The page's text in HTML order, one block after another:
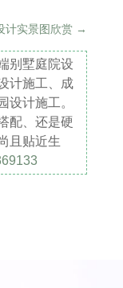
计实景图欣赏 →
别墅庭院设
计施工、成
设计施工。
配、还是硬
且贴近生